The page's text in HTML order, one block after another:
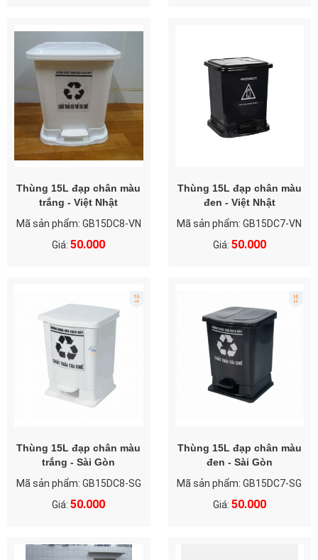
Thùng 15L đạp chân màu
trắng - Việt Nhật
Mã sản phẩm: GB15DC8-VN
Giá:50.000
Thùng 15L đạp chân màu
đen - Việt Nhật
Mã sản phẩm: GB15DC7-VN
Giá: 50.000
Thùng 15L đạp chân màu
trắng - Sài Gòn
Mã sản phẩm: GB15DC8-SG
Giá:50.000
Thùng 15L đạp chân màu
đen - Sài Gòn
Mã sản phẩm: GB15DC7-SG
Giá: 50.000